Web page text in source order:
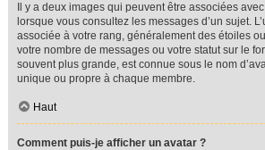
Il y a deux images qui peuvent être associées
lorsque vous consultez les messages d’un sujet.
associée à votre rang, généralement des étoiles
votre nombre de messages ou votre statut sur le
souvent plus grande, est connue sous le nom
unique ou propre à chaque membre.
Haut
Comment puis-je afficher un avatar ?